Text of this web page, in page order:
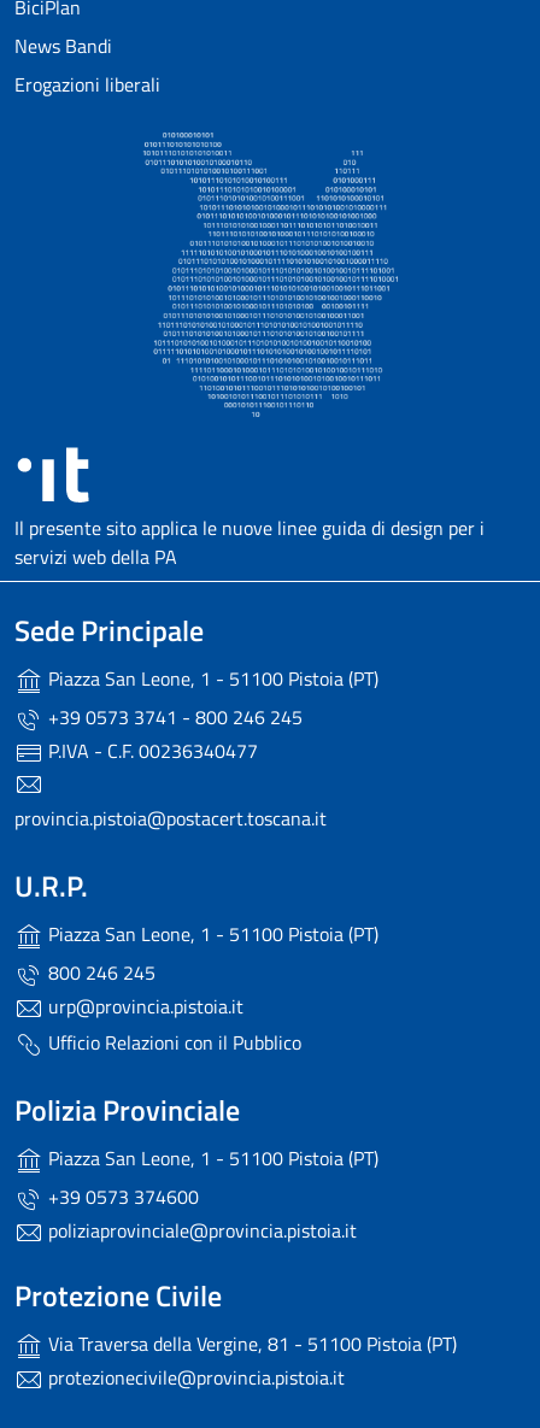
BiciPlan
News Bandi
Erogazioni liberali
Il presente sito applica le nuove linee guida di design per i
servizi web della PA
Sede Principale
Piazza San Leone, 1 - 51100 Pistoia (PT)
+39 0573 3741 - 800 246 245
P.IVA - C.F. 00236340477
provincia.pistoia@postacert.toscana.it
U.R.P.
Piazza San Leone, 1 - 51100 Pistoia (PT)
800 246 245
urp@provincia.pistoia.it
Ufficio Relazioni con il Pubblico
Polizia Provinciale
Piazza San Leone, 1 - 51100 Pistoia (PT)
+39 0573 374600
poliziaprovinciale@provincia.pistoia.it
Protezione Civile
Via Traversa della Vergine, 81 - 51100 Pistoia (PT)
protezionecivile@provincia.pistoia.it